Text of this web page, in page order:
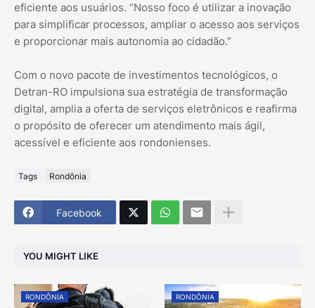
eficiente aos usuários. “Nosso foco é utilizar a inovação
para simplificar processos, ampliar o acesso aos serviços
e proporcionar mais autonomia ao cidadão.”
Com o novo pacote de investimentos tecnológicos, o
Detran-RO impulsiona sua estratégia de transformação
digital, amplia a oferta de serviços eletrônicos e reafirma
o propósito de oferecer um atendimento mais ágil,
acessível e eficiente aos rondonienses.
Tags Rondônia
Facebook
YOU MIGHT LIKE
RONDÔNIA RONDÔNIA